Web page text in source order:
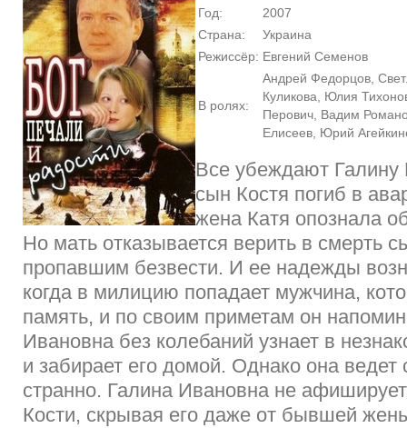
Год:
2007
Страна:
Украина
Режиссёр: Евгений Семенов
В ролях:
Андрей Федорцов,
Куликова, Юлия
Перович, Вадим
Елисеев, Юрий
Все убеждают Галину
сын Костя погиб в
жена Катя опознала
Но мать отказывается верить в смерть
пропавшим безвести. И ее надежды
когда в милицию попадает мужчина,
память, и по своим приметам он
Ивановна без колебаний узнает в
и забирает его домой. Однако она ведет
странно. Галина Ивановна не
Кости, скрывая его даже от бывшей